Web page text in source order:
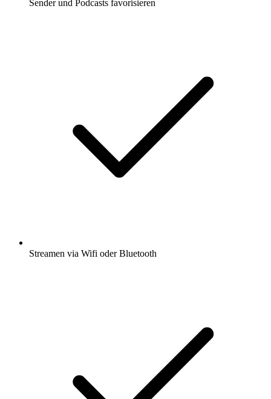
Sender und Podcasts favorisieren
Streamen via Wifi oder Bluetooth